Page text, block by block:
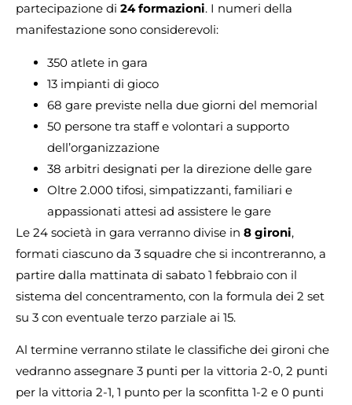
partecipazione di 24 formazioni. I numeri della
manifestazione sono considerevoli:
350 atlete in gara
13 impianti di gioco
68 gare previste nella due giorni del memorial
50 persone tra staff e volontari a supporto
dell’organizzazione
38 arbitri designati per la direzione delle gare
Oltre 2.000 tifosi, simpatizzanti, familiari e
appassionati attesi ad assistere le gare
Le 24 società in gara verranno divise in 8 gironi,
formati ciascuno da 3 squadre che si incontreranno, a
partire dalla mattinata di sabato 1 febbraio con il
sistema del concentramento, con la formula dei 2 set
su 3 con eventuale terzo parziale ai 15.
Al termine verranno stilate le classifiche dei gironi che
vedranno assegnare 3 punti per la vittoria 2-0, 2 punti
per la vittoria 2-1, 1 punto per la sconfitta 1-2 e 0 punti